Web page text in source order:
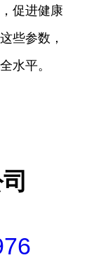
促进健康
些参数，
水平。